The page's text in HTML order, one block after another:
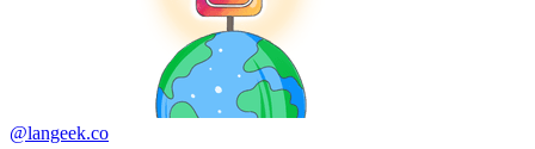
@langeek.co